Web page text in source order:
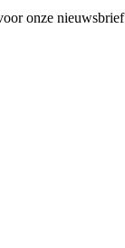
onze nieuwsbrief